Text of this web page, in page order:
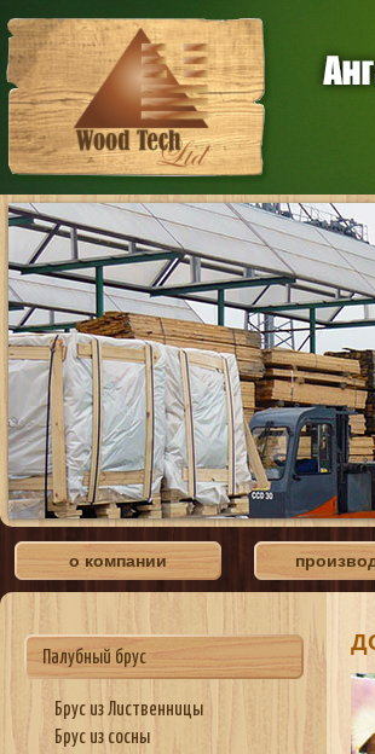
о компании
Палубный брус
Брус из Лиственницы
Брус из сосны